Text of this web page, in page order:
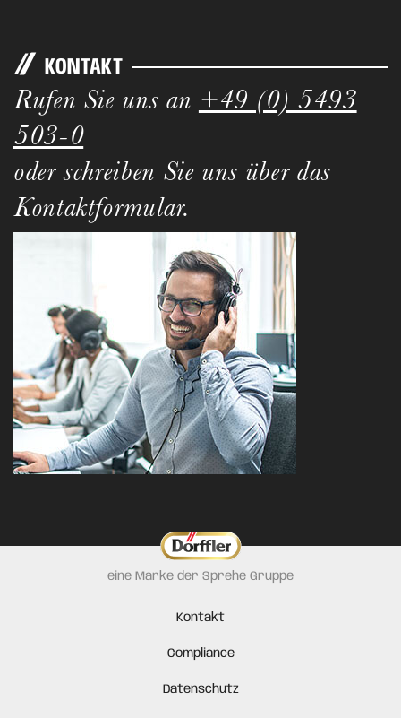
KONTAKT
Rufen Sie uns an +49 (0) 5493
503-0
oder schreiben Sie uns über das
Kontaktformular.
eine Marke der Sprehe Gruppe
Kontakt
Compliance
Datenschutz